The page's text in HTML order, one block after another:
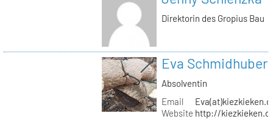
Direktorin des Gropius Bau
Eva Schmidhuber
Absolventin
Email
Website http://